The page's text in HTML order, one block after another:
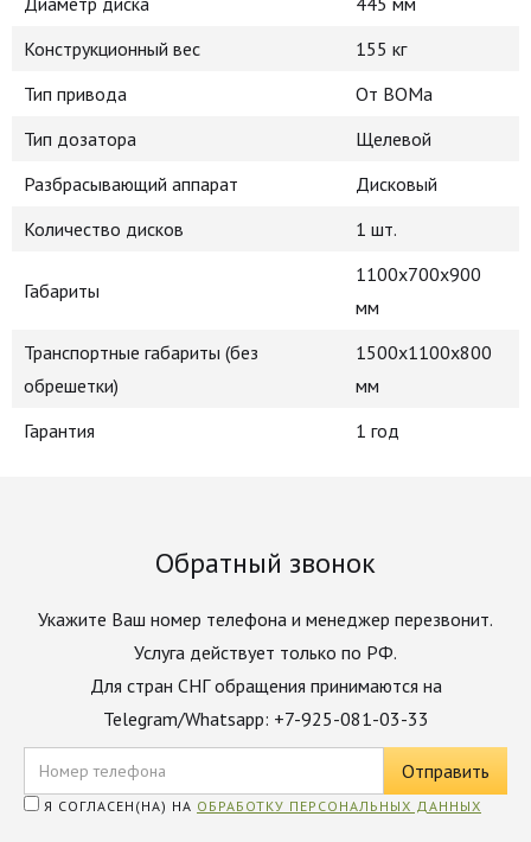
Конструкционный вес
155 кг
Тип привода
От ВОМа
Тип дозатора
Щелевой
Разбрасывающий аппарат
Дисковый
Количество дисков
1 шт.
Габариты
1100х700х900
мм
Транспортные габариты (без
обрешетки)
1500х1100х800
мм
Гарантия
1 год
Обратный звонок
Укажите Ваш номер телефона и менеджер перезвонит.
Услуга действует только по РФ.
Для стран СНГ обращения принимаются на
Telegram/Whatsapp: +7-925-081-03-33
Я СОГЛАСЕН(НА) НА ОБРАБОТКУ ПЕРСОНАЛЬНЫХ ДАННЫХ